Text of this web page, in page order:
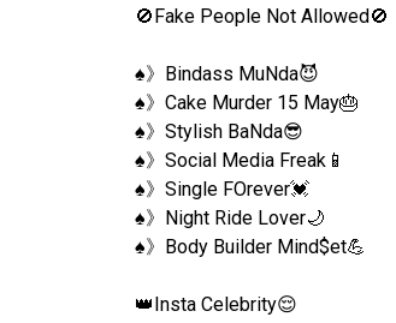
🚫Fake People Not Allowed🚫
♠︎》Bindass MuNda😈
♠︎》Cake Murder 15 May🎂
♠︎》Stylish BaNda😎
♠︎》Social Media Freak📱
♠︎》Single FOrever💓
♠︎》Night Ride Lover🌙
♠︎》Body Builder Mind$et💪
👑Insta Celebrity😌